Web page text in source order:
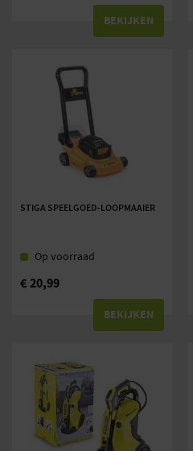
BEKIJKEN
STIGA SPEELGOED-LOOPMAAIER
Op voorraad
€20,99
BEKIJKEN